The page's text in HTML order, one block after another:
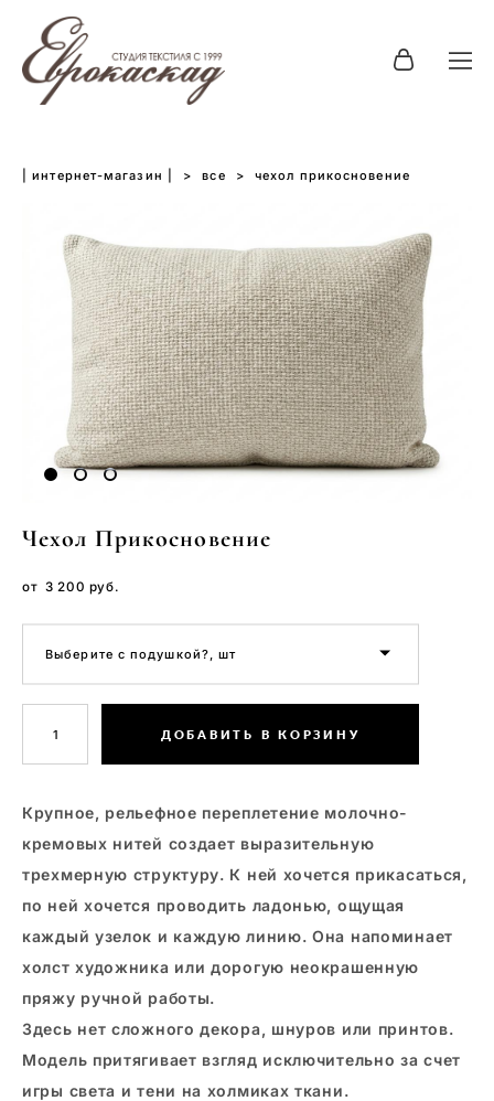
| интернет-магазин | > все > чехол прикосновение
Чехол Прикосновение
от 3 200 pуб.
Выберите с подушкой?, шт
ДОБАВИТЬ В КОРЗИНУ
Крупное, рельефное переплетение молочно-
кремовых нитей создает выразительную
трехмерную структуру. К ней хочется прикасаться,
по ней хочется проводить ладонью, ощущая
каждый узелок и каждую линию. Она напоминает
холст художника или дорогую неокрашенную
пряжу ручной работы.
Здесь нет сложного декора, шнуров или принтов.
Модель притягивает взгляд исключительно за счет
игры света и тени на холмиках ткани.